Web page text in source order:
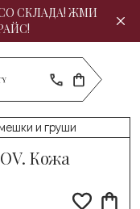
СКЛАДА! ЖМИ
и груши
Кожа